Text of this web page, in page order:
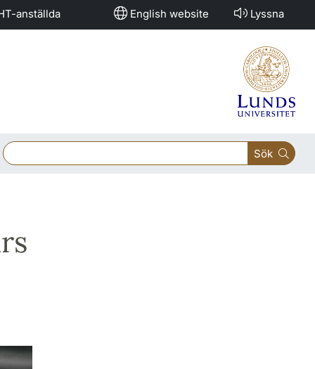
anställda English website Lyssna
Sök